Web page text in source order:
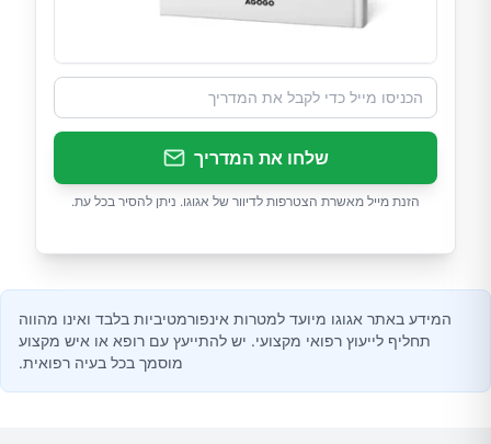
שלחו את המדריך
הזנת מייל מאשרת הצטרפות לדיוור של אגוגו. ניתן להסיר בכל עת.
המידע באתר אגוגו מיועד למטרות אינפורמטיביות בלבד ואינו מהווה
תחליף לייעוץ רפואי מקצועי. יש להתייעץ עם רופא או איש מקצוע
מוסמך בכל בעיה רפואית.